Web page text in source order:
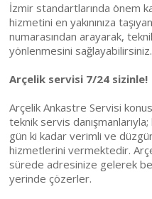
İzmir standartlarında önem
hizmetini en yakınınıza
numarasından arayarak,
yönlenmesini sağlayabilirsiniz.
Arçelik servisi 7/24 sizinle!
Arçelik Ankastre Servisi
teknik servis
gün ki kadar verimli ve
hizmetlerini vermektedir.
sürede adresinize gelerek
yerinde çözerler.